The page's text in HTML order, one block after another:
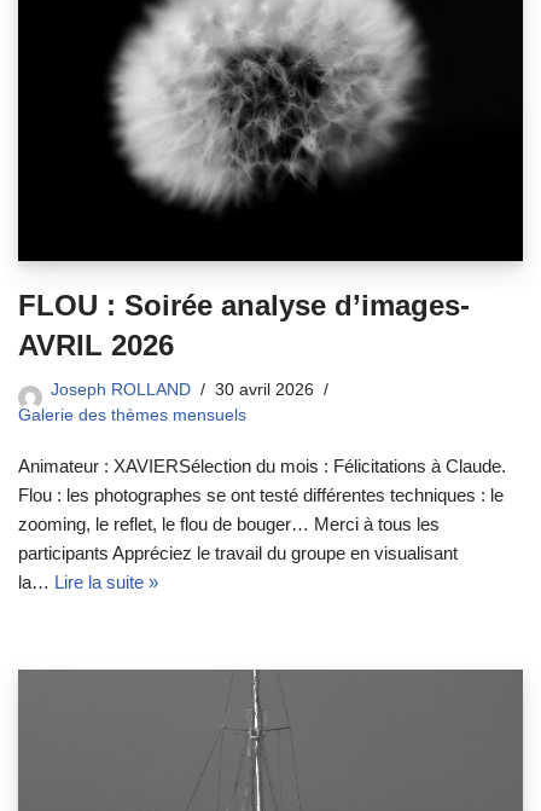
FLOU : Soirée analyse d’images-
AVRIL 2026
Joseph ROLLAND
30 avril 2026
Galerie des thèmes mensuels
Animateur : XAVIERSélection du mois : Félicitations à Claude.
Flou : les photographes se ont testé différentes techniques : le
zooming, le reflet, le flou de bouger… Merci à tous les
participants Appréciez le travail du groupe en visualisant
la… Lire la suite »